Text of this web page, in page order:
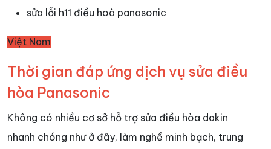
sửa lỗi h11 điều hoà panasonic
Việt Nam
Thời gian đáp ứng dịch vụ sửa điều
hòa Panasonic
Không có nhiều cơ sở hỗ trợ sửa điều hòa dakin
nhanh chóng như ở đây, làm nghề minh bạch, trung